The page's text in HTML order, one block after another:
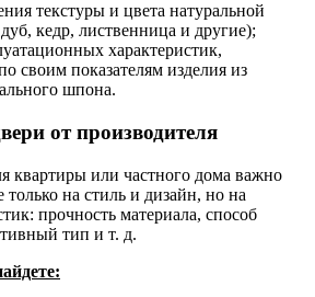
текстуры и цвета натуральной
кедр, лиственница и другие);
характеристик,
своим показателям изделия из
шпона.
от производителя
квартиры или частного дома важно
на стиль и дизайн, но на
прочность материала, способ
тип и т. д.